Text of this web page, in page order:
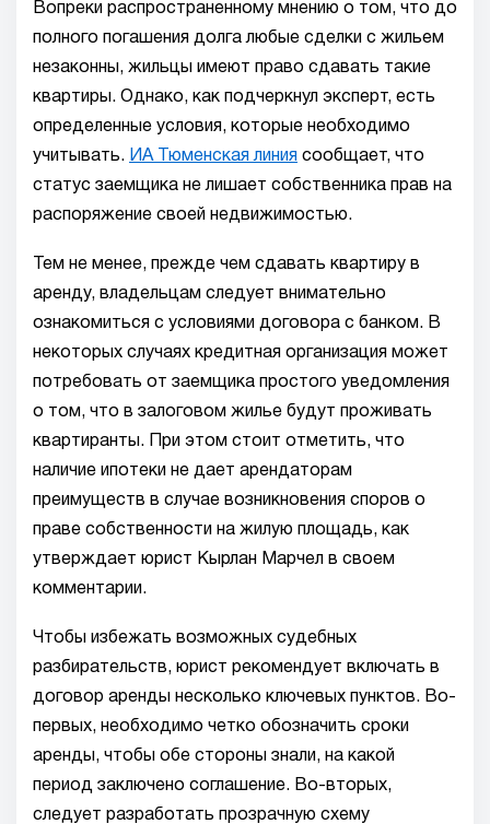
Вопреки распространенному мнению о том, что до
полного погашения долга любые сделки с жильем
незаконны, жильцы имеют право сдавать такие
квартиры. Однако, как подчеркнул эксперт, есть
определенные условия, которые необходимо
учитывать. ИА Тюменская линия сообщает, что
статус заемщика не лишает собственника прав на
распоряжение своей недвижимостью.
Тем не менее, прежде чем сдавать квартиру в
аренду, владельцам следует внимательно
ознакомиться с условиями договора с банком. В
некоторых случаях кредитная организация может
потребовать от заемщика простого уведомления
о том, что в залоговом жилье будут проживать
квартиранты. При этом стоит отметить, что
наличие ипотеки не дает арендаторам
преимуществ в случае возникновения споров о
праве собственности на жилую площадь, как
утверждает юрист Кырлан Марчел в своем
комментарии.
Чтобы избежать возможных судебных
разбирательств, юрист рекомендует включать в
договор аренды несколько ключевых пунктов. Во-
первых, необходимо четко обозначить сроки
аренды, чтобы обе стороны знали, на какой
период заключено соглашение. Во-вторых,
следует разработать прозрачную схему